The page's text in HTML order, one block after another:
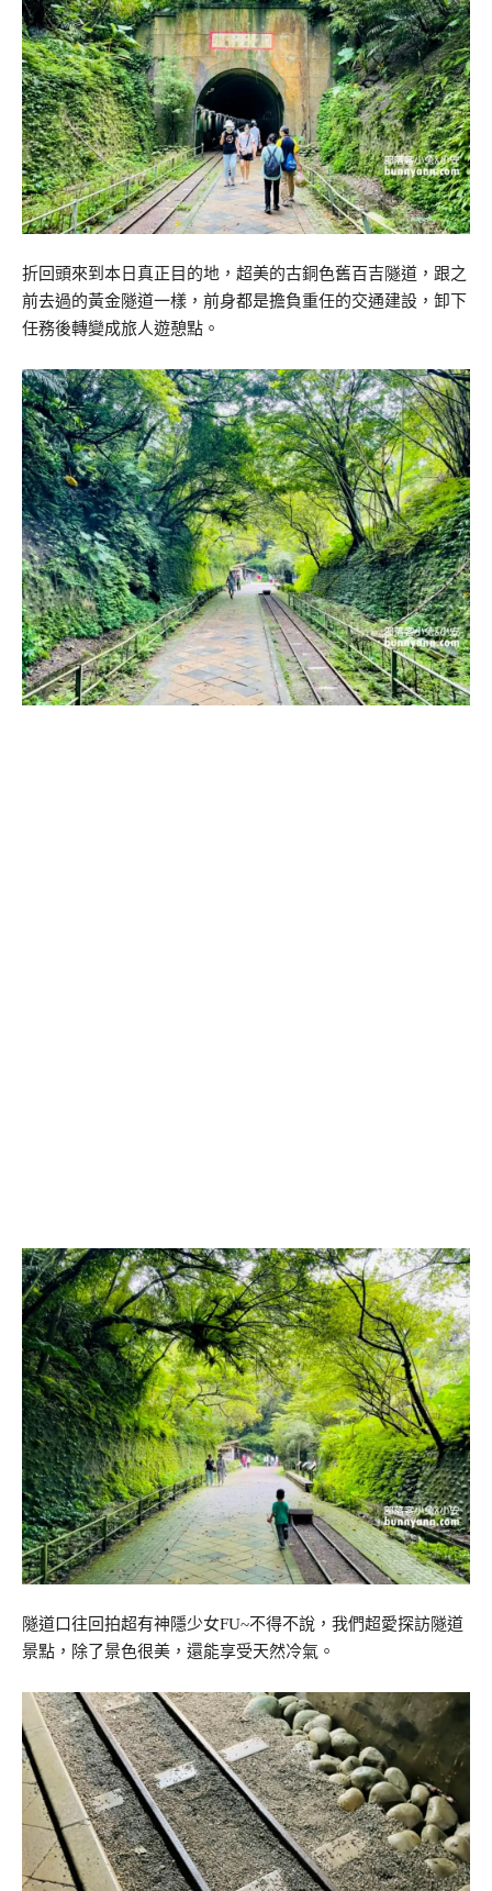
折回頭來到本日真正目的地，超美的古銅色舊百吉隧道，跟之
前去過的黃金隧道一樣，前身都是擔負重任的交通建設，卸下
任務後轉變成旅人遊憩點。
隧道口往回拍超有神隱少女FU~不得不說，我們超愛探訪隧道
景點，除了景色很美，還能享受天然冷氣。